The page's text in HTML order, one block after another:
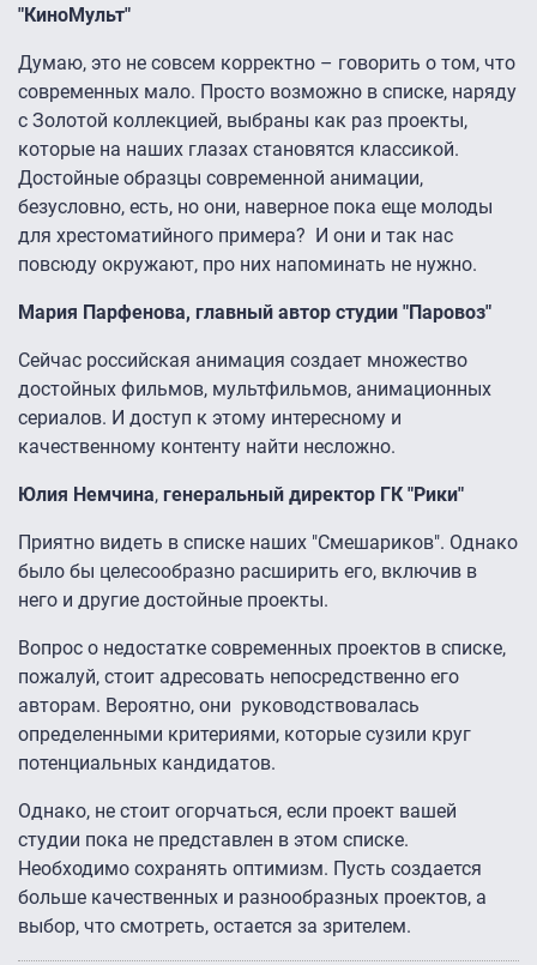
"КиноМульт"
Думаю, это не совсем корректно – говорить о том, что
современных мало. Просто возможно в списке, наряду
с Золотой коллекцией, выбраны как раз проекты,
которые на наших глазах становятся классикой.
Достойные образцы современной анимации,
безусловно, есть, но они, наверное пока еще молоды
для хрестоматийного примера? И они и так нас
повсюду окружают, про них напоминать не нужно.
Мария Парфенова, главный автор студии "Паровоз"
Сейчас российская анимация создает множество
достойных фильмов, мультфильмов, анимационных
сериалов. И доступ к этому интересному и
качественному контенту найти несложно.
Юлия Немчина, генеральный директор ГК "Рики"
Приятно видеть в списке наших "Смешариков". Однако
было бы целесообразно расширить его, включив в
него и другие достойные проекты.
Вопрос о недостатке современных проектов в списке,
пожалуй, стоит адресовать непосредственно его
авторам. Вероятно, они руководствовалась
определенными критериями, которые сузили круг
потенциальных кандидатов.
Однако, не стоит огорчаться, если проект вашей
студии пока не представлен в этом списке.
Необходимо сохранять оптимизм. Пусть создается
больше качественных и разнообразных проектов, а
выбор, что смотреть, остается за зрителем.